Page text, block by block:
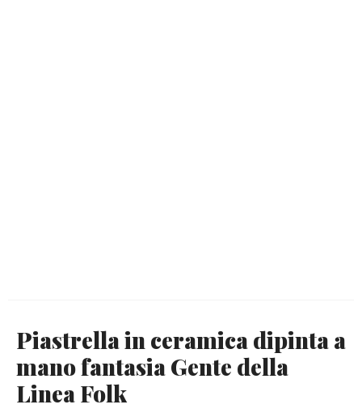
Piastrella in ceramica dipinta a
mano fantasia Gente della
Linea Folk